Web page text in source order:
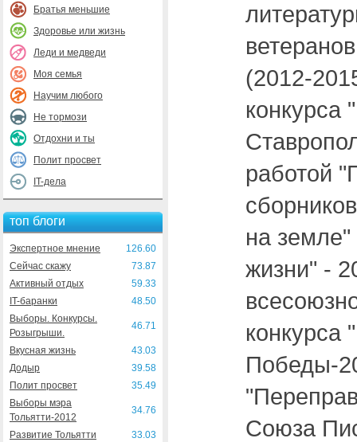
Братья меньшие
Здоровье или жизнь
Леди и медведи
Моя семья
Научим любого
Не тормози
Отдохни и ты
Полит просвет
IT-дела
топ блоги
Экспертное мнение
126.60
Сейчас скажу
73.87
Активный отдых
59.33
IT-баранки
48.50
Выборы. Конкурсы.
Розыгрыши.
46.71
Вкусная жизнь
43.03
Додыр
39.58
Полит просвет
35.49
Выборы мэра
Тольятти-2012
34.76
Развитие Тольятти 33.03
(2012-
конкурса
работой
на земле"
жизни" -
конкурса
Победы-
Союза